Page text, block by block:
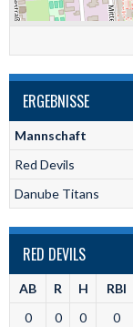
ERGEBNISSE
Mannschaft
Red Devils
Danube Titans
RED DEVILS
AB R H RBI
0
0 0 0